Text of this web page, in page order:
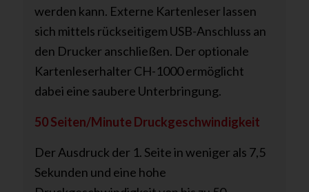
werden kann. Externe Kartenleser lassen
sich mittels rückseitigem USB-Anschluss an
den Drucker anschließen. Der optionale
Kartenleserhalter CH-1000 ermöglicht
dabei eine saubere Unterbringung.
50 Seiten/Minute Druckgeschwindigkeit
Der Ausdruck der 1. Seite in weniger als 7,5
Sekunden und eine hohe